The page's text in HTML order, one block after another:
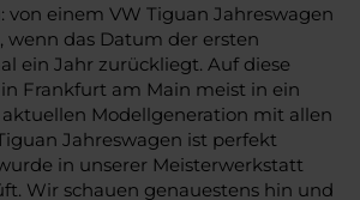
von einem VW Tiguan Jahreswagen
wenn das Datum der ersten
ein Jahr zurückliegt. Auf diese
in Frankfurt am Main meist in ein
aktuellen Modellgeneration mit allen
Jahreswagen ist perfekt
in unserer Meisterwerkstatt
Wir schauen genauestens hin und